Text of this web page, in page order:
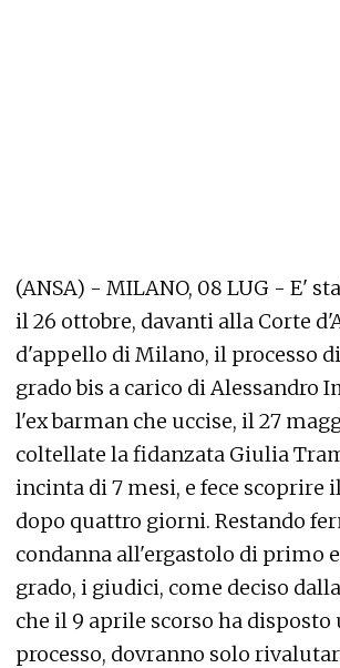
(ANSA) - MILANO, 08 LUG - E'
il 26 ottobre, davanti alla Corte
d'appello di Milano, il processo
grado bis a carico di Alessandro
l'ex barman che uccise, il 27
coltellate la fidanzata Giulia
incinta di 7 mesi, e fece scoprire
dopo quattro giorni. Restando
condanna all'ergastolo di primo
grado, i giudici, come deciso
che il 9 aprile scorso ha disposto
processo, dovranno solo